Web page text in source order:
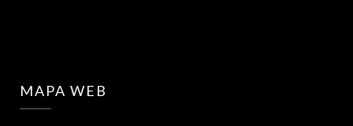
MAPA WEB